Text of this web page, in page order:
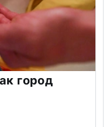
город